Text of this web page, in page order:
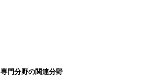
専門分野の関連分野